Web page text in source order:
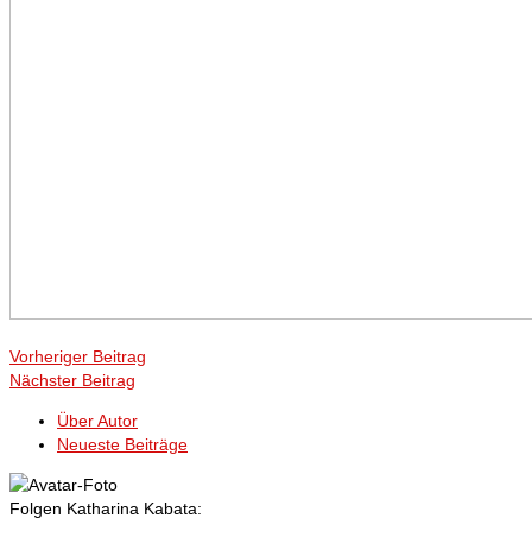
Vorheriger Beitrag
Nächster Beitrag
Über Autor
Neueste Beiträge
Folgen Katharina Kabata: